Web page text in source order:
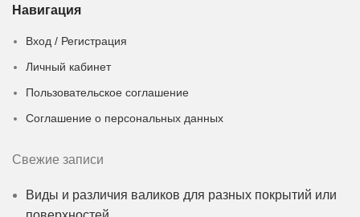
Навигация
Вход / Регистрация
Личный кабинет
Пользовательское соглашение
Соглашение о персональных данных
Свежие записи
Виды и различия валиков для разных покрытий или